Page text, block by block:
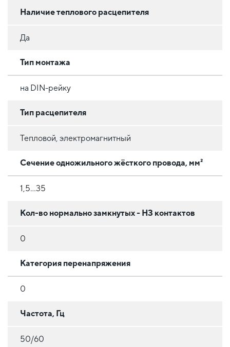
Наличие теплового расцепителя
Да
Тип монтажа
на DIN-рейку
Тип расцепителя
Тепловой, электромагнитный
Сечение одножильного жёсткого провода, мм²
1,5...35
Кол-во нормально замкнутых - НЗ контактов
0
Категория перенапряжения
0
Частота, Гц
50/60